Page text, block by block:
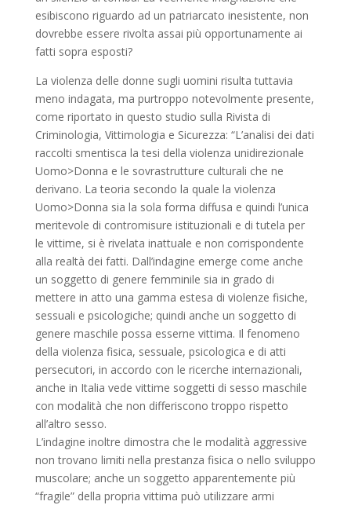
esibiscono riguardo ad un patriarcato inesistente, non
dovrebbe essere rivolta assai più opportunamente ai
fatti sopra esposti?
La violenza delle donne sugli uomini risulta tuttavia
meno indagata, ma purtroppo notevolmente presente,
come riportato in questo studio sulla Rivista di
Criminologia, Vittimologia e Sicurezza: “L’analisi dei dati
raccolti smentisca la tesi della violenza unidirezionale
Uomo>Donna e le sovrastrutture culturali che ne
derivano. La teoria secondo la quale la violenza
Uomo>Donna sia la sola forma diffusa e quindi l’unica
meritevole di contromisure istituzionali e di tutela per
le vittime, si è rivelata inattuale e non corrispondente
alla realtà dei fatti. Dall’indagine emerge come anche
un soggetto di genere femminile sia in grado di
mettere in atto una gamma estesa di violenze fisiche,
sessuali e psicologiche; quindi anche un soggetto di
genere maschile possa esserne vittima. Il fenomeno
della violenza fisica, sessuale, psicologica e di atti
persecutori, in accordo con le ricerche internazionali,
anche in Italia vede vittime soggetti di sesso maschile
con modalità che non differiscono troppo rispetto
all’altro sesso.
L’indagine inoltre dimostra che le modalità aggressive
non trovano limiti nella prestanza fisica o nello sviluppo
muscolare; anche un soggetto apparentemente più
“fragile” della propria vittima può utilizzare armi